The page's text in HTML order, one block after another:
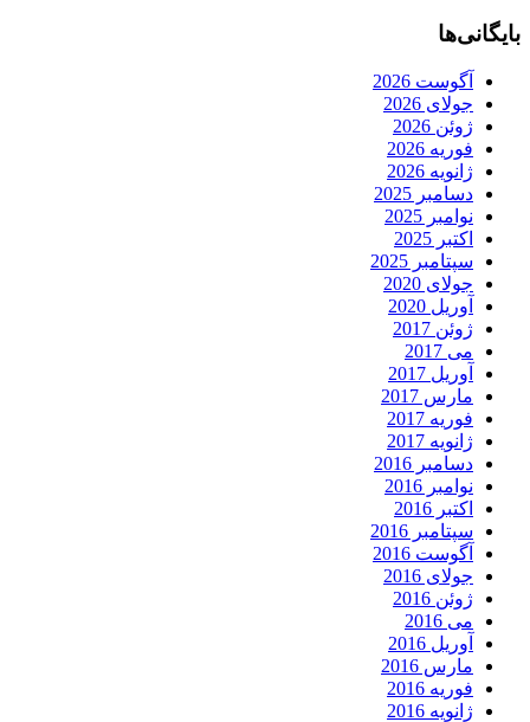
بایگانی‌ها
آگوست 2026
جولای 2026
ژوئن 2026
فوریه 2026
ژانویه 2026
دسامبر 2025
نوامبر 2025
اکتبر 2025
سپتامبر 2025
جولای 2020
آوریل 2020
ژوئن 2017
می 2017
آوریل 2017
مارس 2017
فوریه 2017
ژانویه 2017
دسامبر 2016
نوامبر 2016
اکتبر 2016
سپتامبر 2016
آگوست 2016
جولای 2016
ژوئن 2016
می 2016
آوریل 2016
مارس 2016
فوریه 2016
ژانویه 2016